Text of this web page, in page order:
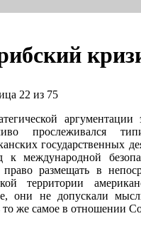
22 из 75
аргументации
прослеживался
государственных
к международной
размещать в
территории
они не допускали
то же самое в отношении